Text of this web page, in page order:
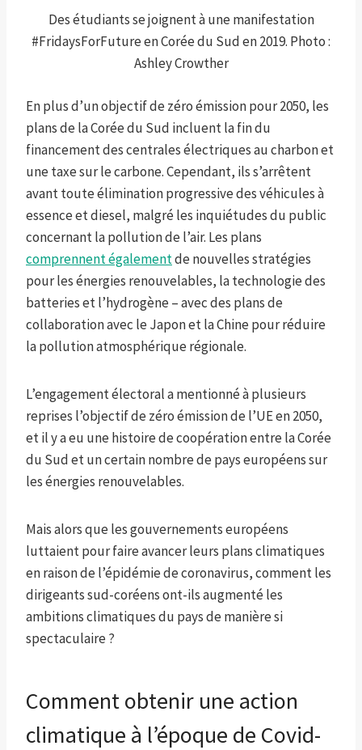
Des étudiants se joignent à une manifestation
#FridaysForFuture en Corée du Sud en 2019. Photo :
Ashley Crowther
En plus d’un objectif de zéro émission pour 2050, les
plans de la Corée du Sud incluent la fin du
financement des centrales électriques au charbon et
une taxe sur le carbone. Cependant, ils s’arrêtent
avant toute élimination progressive des véhicules à
essence et diesel, malgré les inquiétudes du public
concernant la pollution de l’air. Les plans
comprennent égalementde nouvelles stratégies
pour les énergies renouvelables, la technologie des
batteries et l’hydrogène – avec des plans de
collaboration avec le Japon et la Chine pour réduire
la pollution atmosphérique régionale.
L’engagement électoral a mentionné à plusieurs
reprises l’objectif de zéro émission de l’UE en 2050,
et il y a eu une histoire de coopération entre la Corée
du Sud et un certain nombre de pays européens sur
les énergies renouvelables.
Mais alors que les gouvernements européens
luttaient pour faire avancer leurs plans climatiques
en raison de l’épidémie de coronavirus, comment les
dirigeants sud-coréens ont-ils augmenté les
ambitions climatiques du pays de manière si
spectaculaire ?
Comment obtenir une action
climatique à l’époque de Covid-